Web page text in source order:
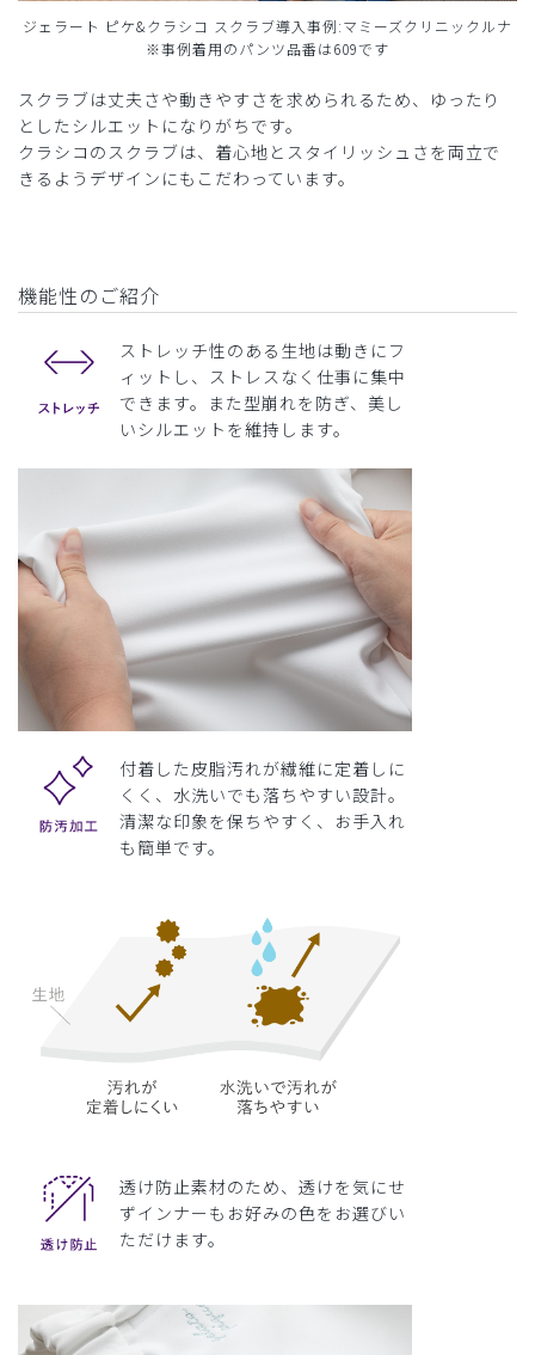
ジェラート ピケ&クラシコ スクラブ導入事例:マミーズクリニックルナ
※事例着用のパンツ品番は609です
スクラブは丈夫さや動きやすさを求められるため、ゆったり
としたシルエットになりがちです。
クラシコのスクラブは、着心地とスタイリッシュさを両立で
きるようデザインにもこだわっています。
機能性のご紹介
ストレッチ性のある生地は動きにフ
ィットし、ストレスなく仕事に集中
できます。また型崩れを防ぎ、美し
いシルエットを維持します。
付着した皮脂汚れが繊維に定着しに
くく、水洗いでも落ちやすい設計。
清潔な印象を保ちやすく、お手入れ
も簡単です。
透け防止素材のため、透けを気にせ
ずインナーもお好みの色をお選びい
ただけます。